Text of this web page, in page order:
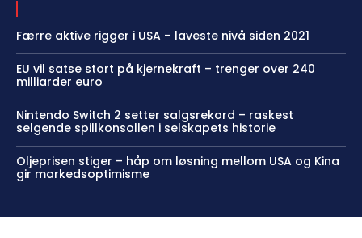
Færre aktive rigger i USA – laveste nivå siden 2021
EU vil satse stort på kjernekraft – trenger over 240
milliarder euro
Nintendo Switch 2 setter salgsrekord – raskest
selgende spillkonsollen i selskapets historie
Oljeprisen stiger – håp om løsning mellom USA og Kina
gir markedsoptimisme